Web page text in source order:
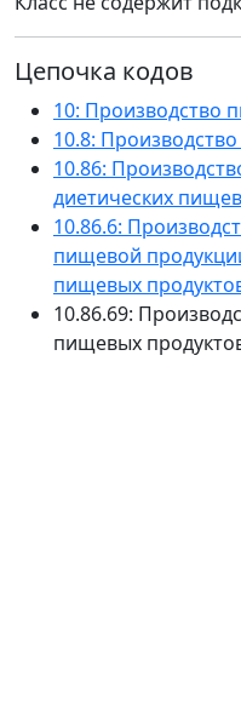
Цепочка кодов
10: Производство
10.8:
10.86:
диетических
10.86.6:
пищевой
пищевых
10.86.69:
пищевых